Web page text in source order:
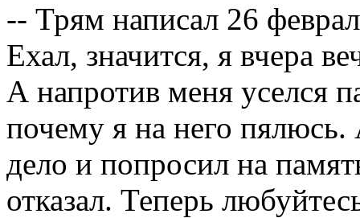
-- Трям написал 26
Ехал, значится, я вчера
А напротив меня уселся
почему я на него
дело и попросил на
отказал. Теперь